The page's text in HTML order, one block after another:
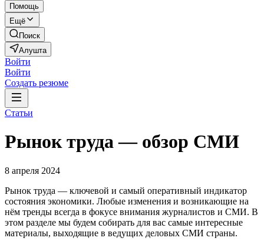
Помощь
Ещё
Поиск
Алушта
Войти
Войти
Создать резюме
Статьи
Рынок труда — обзор СМИ
8 апреля 2024
Рынок труда — ключевой и самый оперативный индикатор
состояния экономики. Любые изменения и возникающие на
нём тренды всегда в фокусе внимания журналистов и СМИ. В
этом разделе мы будем собирать для вас самые интересные
материалы, выходящие в ведущих деловых СМИ страны.